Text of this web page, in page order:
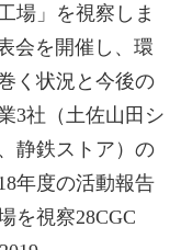
場」を視察しま
会を開催し、環
く状況と今後の
3社（土佐山田シ
静鉄ストア）の
年度の活動報告
を視察28CGC